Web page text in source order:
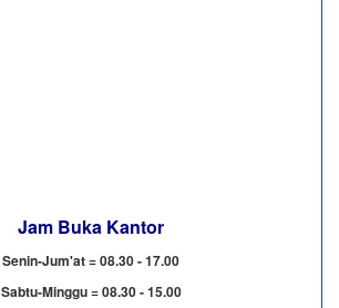
Jam Buka Kantor
Senin-Jum'at = 08.30 - 17.00
Sabtu-Minggu = 08.30 - 15.00